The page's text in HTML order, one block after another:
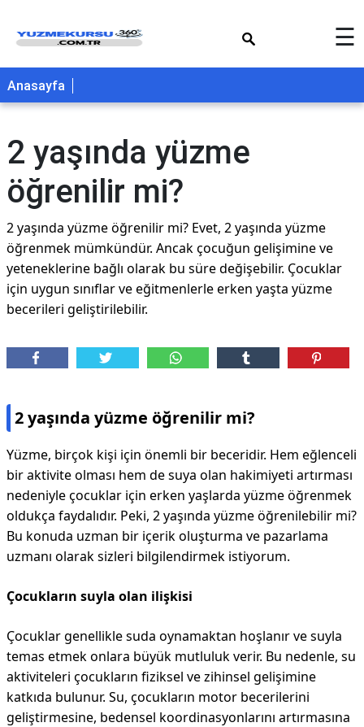
☰
Anasayfa
2 yaşında yüzme
öğrenilir mi?
2 yaşında yüzme öğrenilir mi? Evet, 2 yaşında yüzme
öğrenmek mümkündür. Ancak çocuğun gelişimine ve
yeteneklerine bağlı olarak bu süre değişebilir. Çocuklar
için uygun sınıflar ve eğitmenlerle erken yaşta yüzme
becerileri geliştirilebilir.
2 yaşında yüzme öğrenilir mi?
Yüzme, birçok kişi için önemli bir beceridir. Hem eğlenceli
bir aktivite olması hem de suya olan hakimiyeti artırması
nedeniyle çocuklar için erken yaşlarda yüzme öğrenmek
oldukça faydalıdır. Peki, 2 yaşında yüzme öğrenilebilir mi?
Bu konuda uzman bir içerik oluşturma ve pazarlama
uzmanı olarak sizleri bilgilendirmek istiyorum.
Çocukların suyla olan ilişkisi
Çocuklar genellikle suda oynamaktan hoşlanır ve suyla
temas etmek onlara büyük mutluluk verir. Bu nedenle, su
aktiviteleri çocukların fiziksel ve zihinsel gelişimine
katkıda bulunur. Su, çocukların motor becerilerini
geliştirmesine, bedensel koordinasyonlarını artırmasına